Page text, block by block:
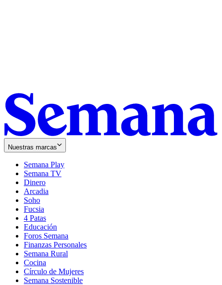
Nuestras marcas
Semana Play
Semana TV
Dinero
Arcadia
Soho
in
new
window
Fucsia
in
new
window
4 Patas
Educación
Foros Semana
Finanzas Personales
Semana Rural
Cocina
Círculo de Mujeres
Semana Sostenible